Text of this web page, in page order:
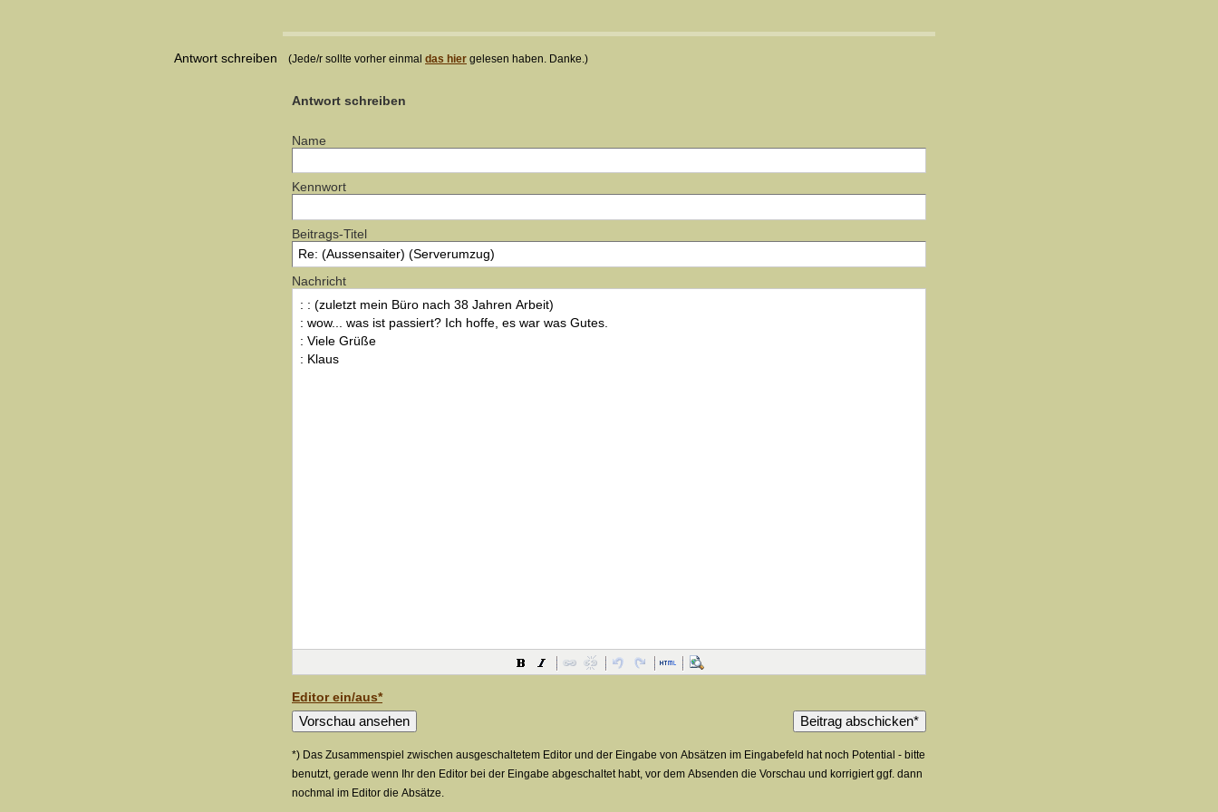
Antwort schreiben (Jede/r sollte vorher einmal das hier gelesen haben. Danke.)
Antwort schreiben
Name
Kennwort
Beitrags-Titel
Nachricht
Editor ein/aus*
*) Das Zusammenspiel zwischen ausgeschaltetem Editor und der Eingabe von Absätzen im Eingabefeld hat noch Potential - bitte
benutzt, gerade wenn Ihr den Editor bei der Eingabe abgeschaltet habt, vor dem Absenden die Vorschau und korrigiert ggf. dann
nochmal im Editor die Absätze.